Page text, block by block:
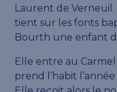
Laurent de Verneuil.
tient sur les fonts
Bourth une enfant
Elle entre au Carmel
prend l’habit